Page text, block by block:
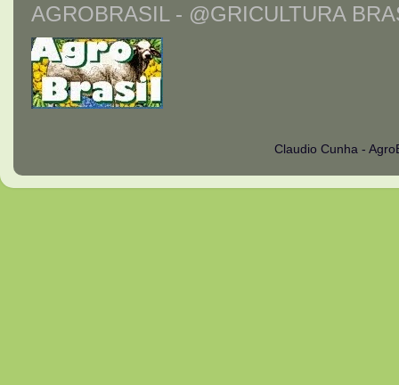
AGROBRASIL - @GRICULTURA
Claudio Cunha -